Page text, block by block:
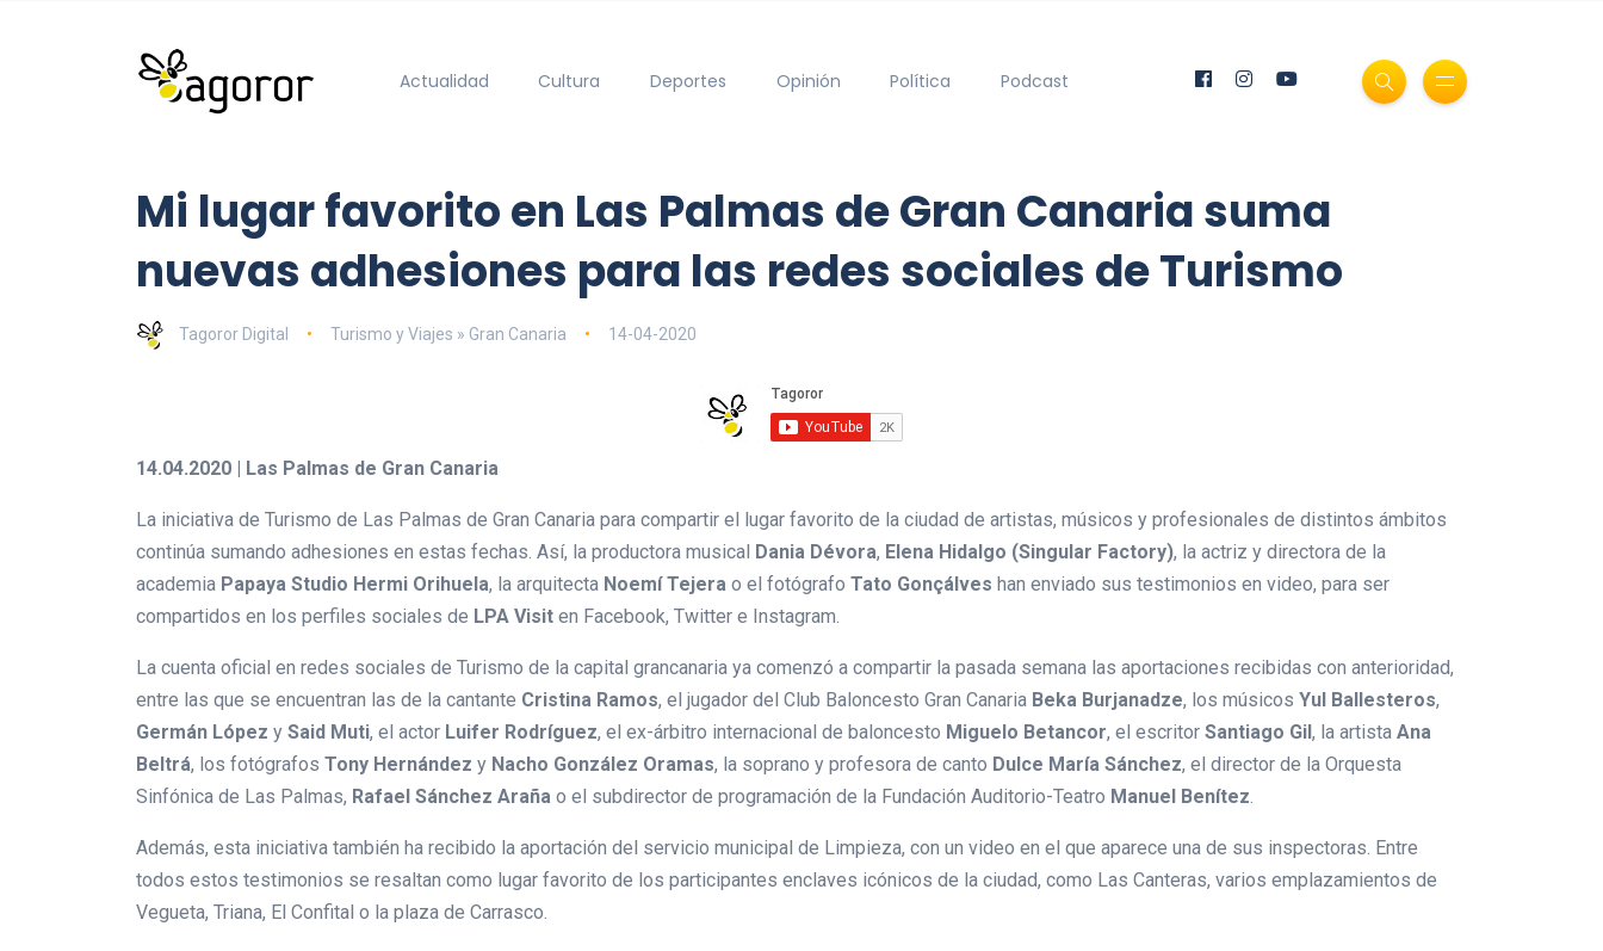
Actualidad Cultura Deportes Opinión Política Podcast
Mi lugar favorito en Las Palmas de Gran Canaria suma
nuevas adhesiones para las redes sociales de Turismo
Tagoror Digital Turismo y Viajes » Gran Canaria 14-04-2020
14.04.2020 | Las Palmas de Gran Canaria
La iniciativa de Turismo de Las Palmas de Gran Canaria para compartir el lugar favorito de la ciudad de artistas, músicos y profesionales de distintos ámbitos
continúa sumando adhesiones en estas fechas. Así, la productora musical Dania Dévora, Elena Hidalgo (Singular Factory), la actriz y directora de la
academia Papaya Studio Hermi Orihuela, la arquitecta Noemí Tejera o el fotógrafo Tato Gonçálves han enviado sus testimonios en video, para ser
compartidos en los perfiles sociales de LPA Visit en Facebook, Twitter e Instagram.
La cuenta oficial en redes sociales de Turismo de la capital grancanaria ya comenzó a compartir la pasada semana las aportaciones recibidas con anterioridad,
entre las que se encuentran las de la cantante Cristina Ramos, el jugador del Club Baloncesto Gran Canaria Beka Burjanadze, los músicos Yul Ballesteros,
Germán López y Said Muti, el actor Luifer Rodríguez, el ex-árbitro internacional de baloncesto Miguelo Betancor, el escritor Santiago Gil, la artista Ana
Beltrá, los fotógrafos Tony Hernández y Nacho González Oramas, la soprano y profesora de canto Dulce María Sánchez, el director de la Orquesta
Sinfónica de Las Palmas, Rafael Sánchez Araña o el subdirector de programación de la Fundación Auditorio-Teatro Manuel Benítez.
Además, esta iniciativa también ha recibido la aportación del servicio municipal de Limpieza, con un video en el que aparece una de sus inspectoras. Entre
todos estos testimonios se resaltan como lugar favorito de los participantes enclaves icónicos de la ciudad, como Las Canteras, varios emplazamientos de
Vegueta, Triana, El Confital o la plaza de Carrasco.